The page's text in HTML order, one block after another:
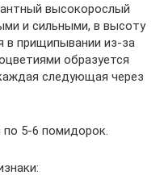
высокорослый
и сильными, в высоту
в прищипывании из-за
образуется
следующая через
5-6 помидорок.